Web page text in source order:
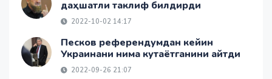
даҳшатли таклиф билдирди
2022-10-02 14:17
Песков референдумдан кейин
Украинани нима кутаётганини айтди
2022-09-26 21:07